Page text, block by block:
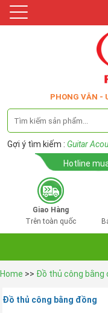
PHONG VÂN -
Gợi ý tìm kiếm : Guitar
Hotline
Giao Hàng
Trên toàn quốc
Home >> Đồ thủ công bằng
Đồ thủ công bằng đồng